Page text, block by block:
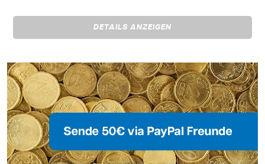
DETAILS ANZEIGEN